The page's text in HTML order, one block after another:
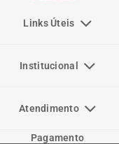
Links Úteis
Institucional
Atendimento
Pagamento